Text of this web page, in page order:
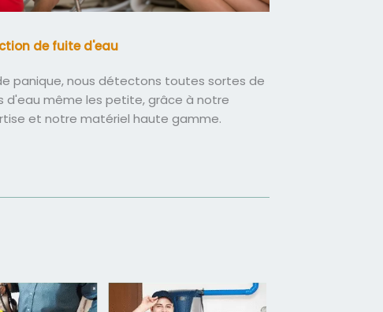
de fuite d'eau
panique, nous détectons toutes sortes de
d'eau même les petite, grâce à notre
et notre matériel haute gamme.